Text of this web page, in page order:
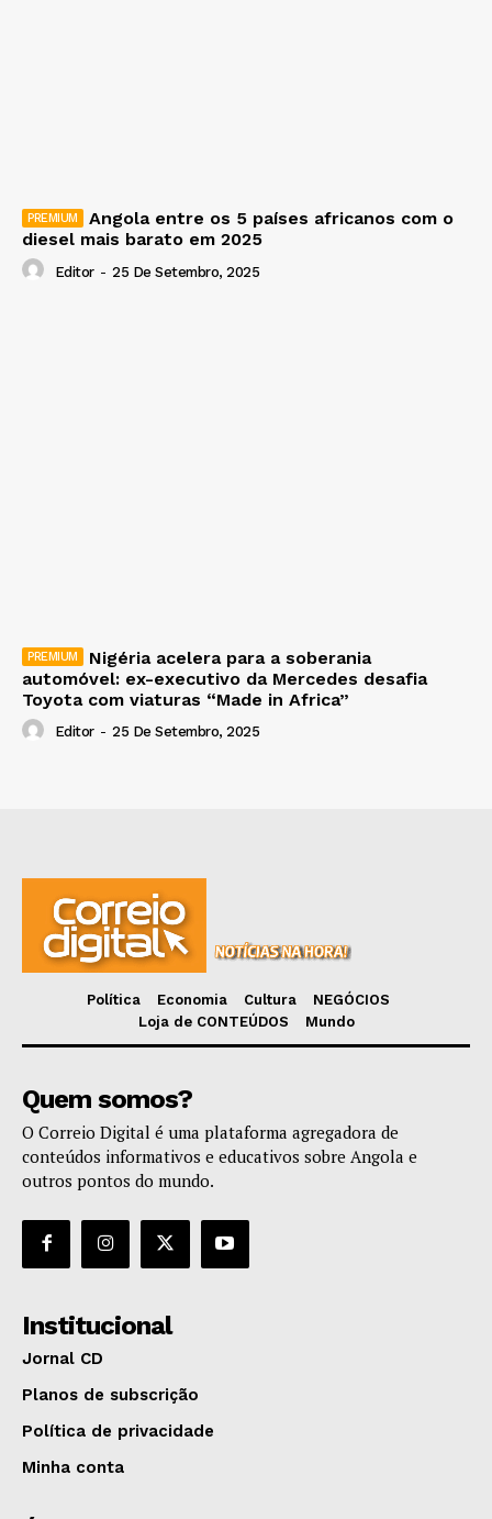
Angola entre os 5 países africanos com o
diesel mais barato em 2025
Editor - 25 De Setembro, 2025
Nigéria acelera para a soberania
automóvel: ex-executivo da Mercedes desafia
Toyota com viaturas “Made in Africa”
Editor - 25 De Setembro, 2025
Política Economia Cultura
NEGÓCIOS
Loja de CONTEÚDOS
Mundo
Quem somos?
O Correio Digital é uma plataforma agregadora de
conteúdos informativos e educativos sobre Angola e
outros pontos do mundo.
Institucional
Jornal CD
Planos de subscrição
Política de privacidade
Minha conta